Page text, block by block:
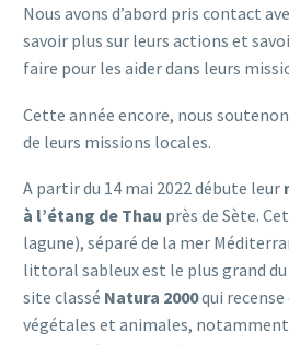
Nous avons d’abord pris contact
savoir plus sur leurs actions et
faire pour les aider dans leurs
Cette année encore, nous
de leurs missions locales.
A partir du 14 mai 2022 débute leur
à l’étang de Thau près de Sète.
lagune), séparé de la mer
littoral sableux est le plus grand du
site classé Natura 2000qui recense
végétales et animales, notamment